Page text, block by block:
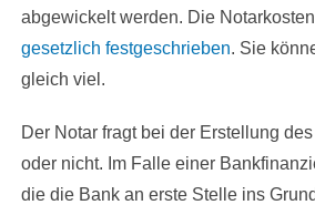
abgewickelt werden. Die
gesetzlich festgeschrieben. Sie
gleich viel.
Der Notar fragt bei der Erstellung
oder nicht. Im Falle einer
die die Bank an erste Stelle ins